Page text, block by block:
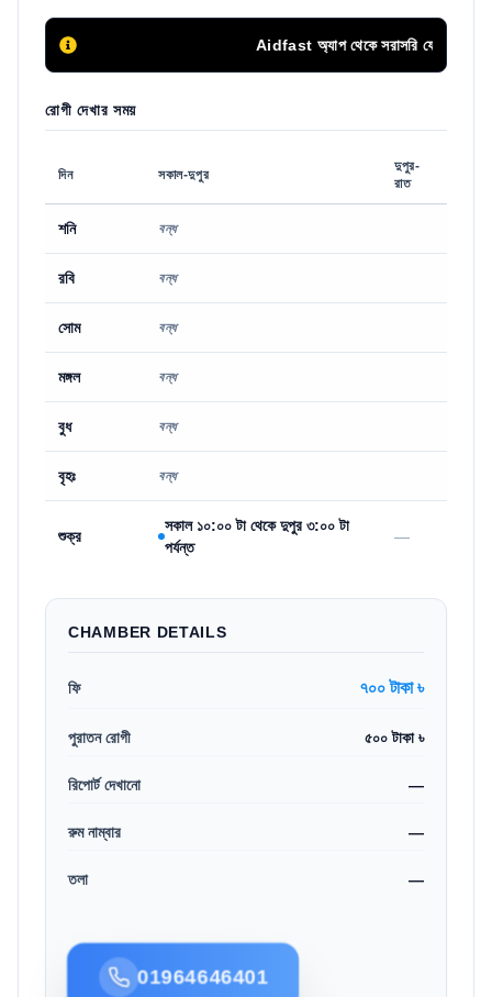
Aidfast অ্যাপ থেকে সরাসরি ফোনকলের
রোগী দেখার সময়
দিন সকাল-দুপুর
দুপুর-
রাত
শনি বন্ধ
রবি বন্ধ
সোম বন্ধ
মঙ্গল বন্ধ
বুধ বন্ধ
বৃহঃ বন্ধ
শুক্র
সকাল ১০:০০ টা থেকে দুপুর ৩:০০ টা
পর্যন্ত
—
CHAMBER DETAILS
ফি ৭০০ টাকা ৳
পুরাতন রোগী ৫০০ টাকা ৳
রিপোর্ট দেখানো —
রুম নাম্বার —
তলা —
01964646401